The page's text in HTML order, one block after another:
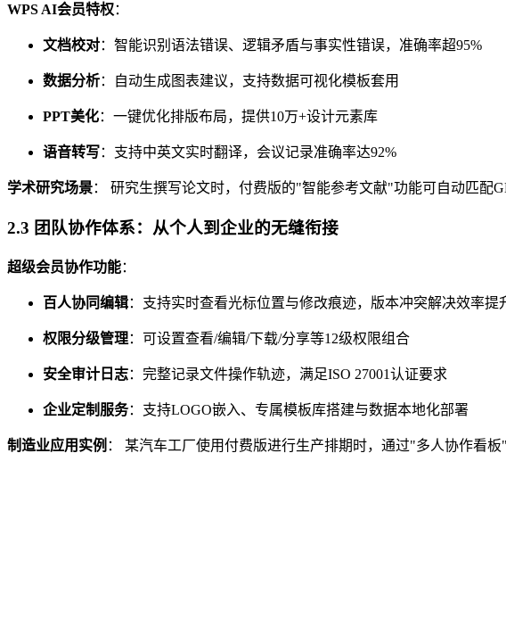
WPS AI会员特权：
文档校对：智能识别语法错误、逻辑矛盾与事实性错误，准确率超95%
数据分析：自动生成图表建议，支持数据可视化模板套用
PPT美化：一键优化排版布局，提供10万+设计元素库
语音转写：支持中英文实时翻译，会议记录准确率达92%
学术研究场景： 研究生撰写论文时，付费版的"智能参考文献"功能可自动匹配
2.3 团队协作体系：从个人到企业的无缝衔接
超级会员协作功能：
百人协同编辑：支持实时查看光标位置与修改痕迹，版本冲突解决效率提
权限分级管理：可设置查看/编辑/下载/分享等12级权限组合
安全审计日志：完整记录文件操作轨迹，满足ISO 27001认证要求
企业定制服务：支持LOGO嵌入、专属模板库搭建与数据本地化部署
制造业应用实例 ： 某汽车工厂使用付费版进行生产排期时，通过"多人协作看